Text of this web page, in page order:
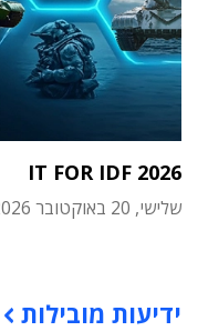
IT FOR IDF 2026
שלישי, 20 באוקטובר 2026
ידיעות מובילות